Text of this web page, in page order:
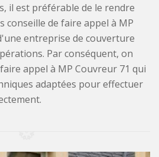
il est préférable de le rendre
conseille de faire appel à MP
entreprise de couverture
Par conséquent, on
appel à MP Couvreur 71 qui
adaptées pour effectuer